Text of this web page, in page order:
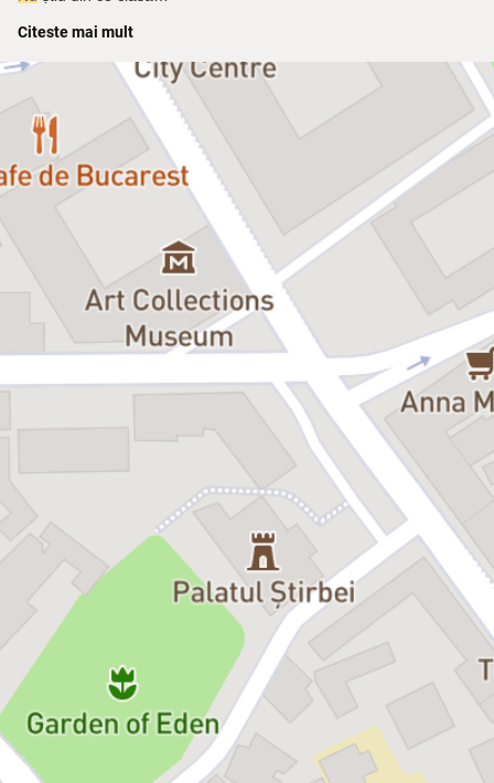
S-a zis că „Romeo și Julieta” a fost povestea de iubire care a
cuprins tot. Că nimic din ale îndrăgostiților
lipsește din acea
poveste. Și tind să cred că așa e. Mai mult decât doi tineri care
înving destinul pentru ca destinul să-i învingă pe ei în final ce să
povestești? Și totuși. Există și povești mici de iubire, cu nimic mai
puțin prețioase. „ Aici nu simte
” e una din iubirile de pe
pământul ăsta care ar fi putut să fie și n-a mai fost, sau poate a
fost. Rămâne ca fiecare spectator în parte să plece cu finalul lui
acasă. Cine
s-a gândit niciodată cum ar fi fost viața lui dacă
într-un moment anume în loc s-o ia într-o parte ar fi luat-o în
cealaltă? Cine n-a regretat un
nu
când ar fi putut să fie da? Cine
n-a fost fricos într-un moment în care un pic de curaj i-ar fi
schimbat viața, alegând siguranța, oricât de tristă ar fi fost
aceasta? „
nu se simte” e o piesa în care,
, poate, cea mai
mică poveste de iubire din lume. E greu de spus dacă iubirea din
” e una împlinită sau nu , de aceea e nevoie de
spectatori ca să decidă. E nevoie de spectatori. La schimb le
oferim emoție și, în mod paradoxal, comedie. Pentru că tristețile
pe care le iubim sunt cele care ne fac să râdem în hohote înainte
să ștergem pe furiș o lacrimă. (Lia Bugnar)
Lumini & sunet: Robert Dinu
PR: Florentina Drăgan
Foto: Cătălina Flămînzeanu
Durata estimativă: 1h20m
Spectacol realizat în co-producție cu Teatrul Național Radu
Stanca Sibiu
Bilete:
Citeste mai mult